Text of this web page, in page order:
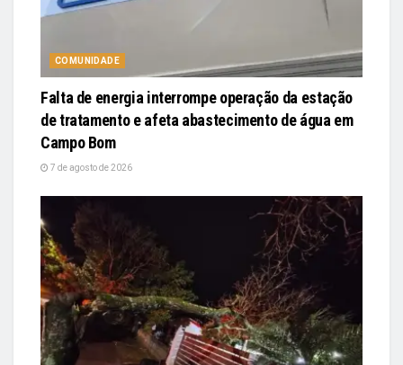
COMUNIDADE
Falta de energia interrompe operação da estação
de tratamento e afeta abastecimento de água em
Campo Bom
7 de agosto de 2026